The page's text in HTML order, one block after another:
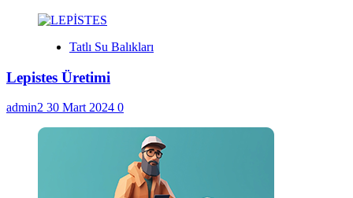
Tatlı Su Balıkları
Lepistes Üretimi
admin2 30 Mart 2024 0